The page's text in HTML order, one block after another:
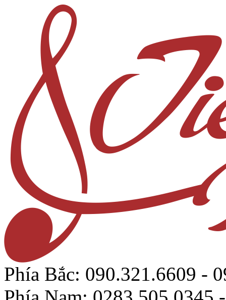
Phía Bắc: 090.321.6609 -